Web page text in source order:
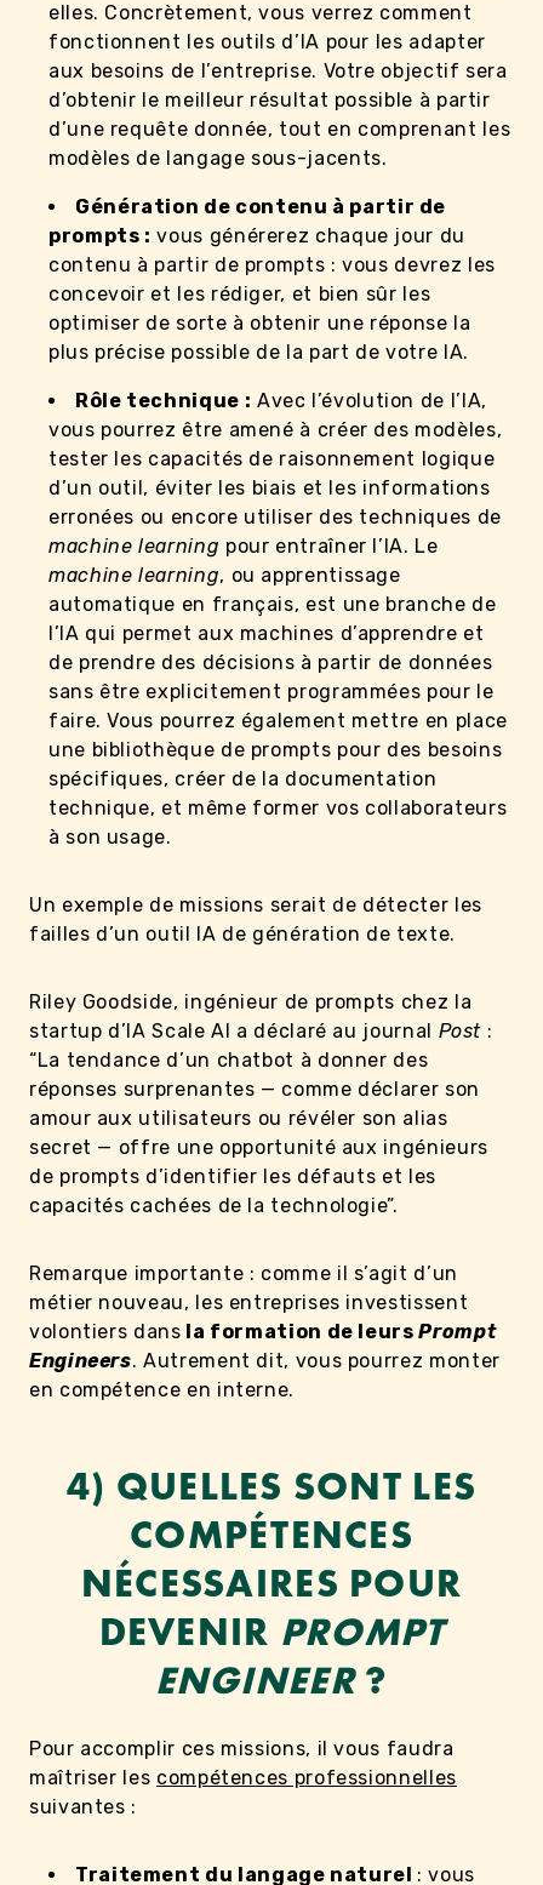
elles. Concrètement, vous verrez comment
fonctionnent les outils d’IA pour les adapter
aux besoins de l’entreprise. Votre objectif sera
d’obtenir le meilleur résultat possible à partir
d’une requête donnée, tout en comprenant les
modèles de langage sous-jacents.
Génération de contenu à partir de
prompts : vous générerez chaque jour du
contenu à partir de prompts : vous devrez les
concevoir et les rédiger, et bien sûr les
optimiser de sorte à obtenir une réponse la
plus précise possible de la part de votre IA.
Rôle technique : Avec l’évolution de l’IA,
vous pourrez être amené à créer des modèles,
tester les capacités de raisonnement logique
d’un outil, éviter les biais et les informations
erronées ou encore utiliser des techniques de
machine learning pour entraîner l’IA. Le
machine learning, ou apprentissage
automatique en français, est une branche de
l’IA qui permet aux machines d’apprendre et
de prendre des décisions à partir de données
sans être explicitement programmées pour le
faire. Vous pourrez également mettre en place
une bibliothèque de prompts pour des besoins
spécifiques, créer de la documentation
technique, et même former vos collaborateurs
à son usage.
Un exemple de missions serait de détecter les
failles d’un outil IA de génération de texte.
Riley Goodside, ingénieur de prompts chez la
startup d’IA Scale AI a déclaré au journal Post :
“La tendance d’un chatbot à donner des
réponses surprenantes — comme déclarer son
amour aux utilisateurs ou révéler son alias
secret — offre une opportunité aux ingénieurs
de prompts d’identifier les défauts et les
capacités cachées de la technologie”.
Remarque importante : comme il s’agit d’un
métier nouveau, les entreprises investissent
volontiers dans la formation de leursPrompt
Engineers. Autrement dit, vous pourrez monter
en compétence en interne.
4) QUELLES SONT LES
COMPÉTENCES
NÉCESSAIRES POUR
DEVENIR PROMPT
ENGINEER?
Pour accomplir ces missions, il vous faudra
maîtriser les compétences professionnelles
suivantes :
Traitement du langage naturel : vous